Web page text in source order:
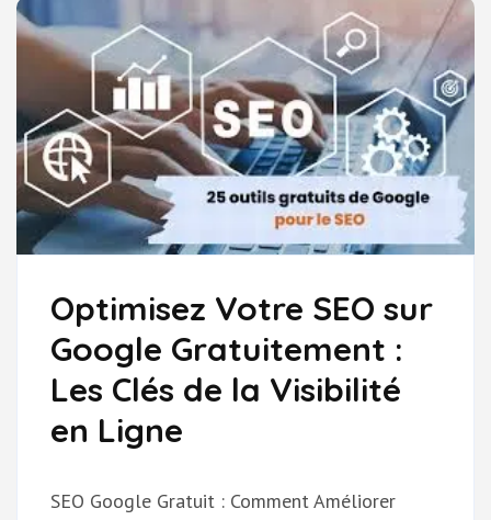
Optimisez Votre SEO sur
Google Gratuitement :
Les Clés de la Visibilité
en Ligne
SEO Google Gratuit : Comment Améliorer